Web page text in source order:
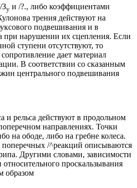
Зу и /?., либо коэффициентами
трения действуют на
подвешивания и в
при нарушении их сцепления. Если
ступени отсутствуют, то
дает материал
В соответствии со сказанным
центрального подвешивания
и рельса действуют в продольном
направлениях. Точки
на ободе, либо на гребне колеса.
/^реакций описываются
Другими словами, зависимости
относительного проскальзывания
образом